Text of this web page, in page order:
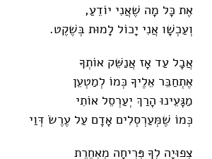
אֶת כָּל מָה שֶׁאֲנִי יוֹדֵעַ,
וְעַכְשָׁו אֲנִי יָכוֹל לָמוּת בְּשֶׁקֶט.
אֲבָל עַד אָז אֲנַשֵּׁק אוֹתְךָ
אֶתְחַבֵּר אֵלֶיךָ כְּמוֹ לְמַטְעֵן
מַגָּעֵינוּ הָרַךְ יְעַרְסֵל אוֹתִי
כְּמוֹ שֶׁמְּעַרְסְלִים אָדָם עַל עֶרֶשׂ דְּוַי
צְפוּיָה לְךָ פְּרִיחָה מְאֻחֶרֶת